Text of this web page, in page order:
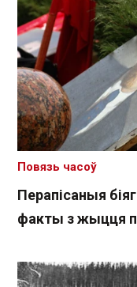
Перапісаныя
факты з жыцця
Повязь часоў